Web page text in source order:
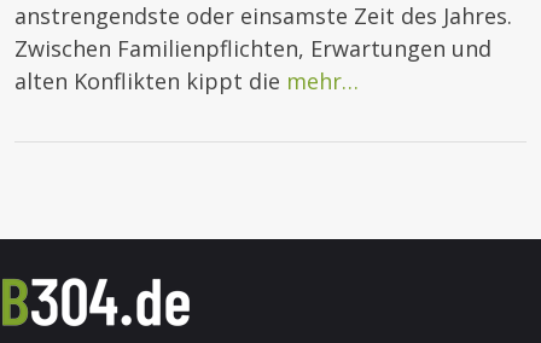
anstrengendste oder einsamste Zeit des Jahres.
Zwischen Familienpflichten, Erwartungen und
alten Konflikten kippt die mehr…